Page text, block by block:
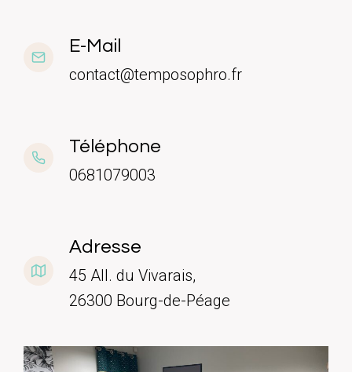
E-Mail
contact@temposophro.fr
Téléphone
0681079003
Adresse
45 All. du Vivarais,
26300 Bourg-de-Péage